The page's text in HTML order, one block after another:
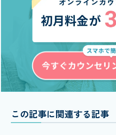
この記事に関連する記事